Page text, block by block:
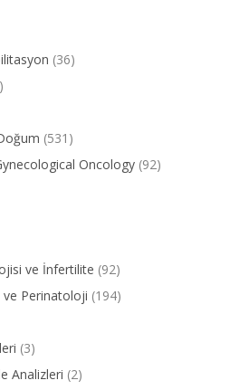
(36)
(531)
Oncology (92)
ve İnfertilite (92)
ve Perinatoloji (194)
(3)
Analizleri (2)